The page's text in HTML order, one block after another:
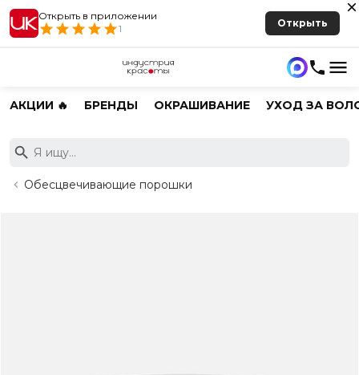
Открыть в приложении
1
Открыть
АКЦИИ 🔥 БРЕНДЫ ОКРАШИВАНИЕ УХОД ЗА
Обесцвечивающие порошки